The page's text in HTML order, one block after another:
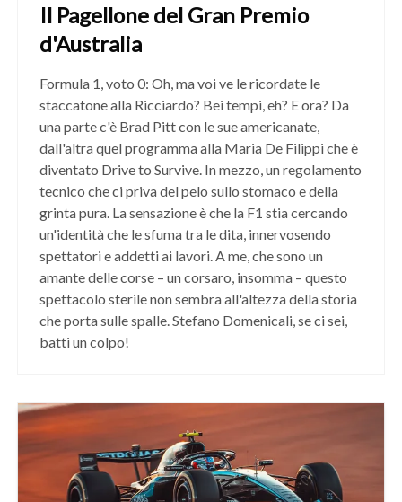
Il Pagellone del Gran Premio
d'Australia
Formula 1, voto 0: Oh, ma voi ve le ricordate le
staccatone alla Ricciardo? Bei tempi, eh? E ora? Da
una parte c'è Brad Pitt con le sue americanate,
dall'altra quel programma alla Maria De Filippi che è
diventato Drive to Survive. In mezzo, un regolamento
tecnico che ci priva del pelo sullo stomaco e della
grinta pura. La sensazione è che la F1 stia cercando
un'identità che le sfuma tra le dita, innervosendo
spettatori e addetti ai lavori. A me, che sono un
amante delle corse – un corsaro, insomma – questo
spettacolo sterile non sembra all'altezza della storia
che porta sulle spalle. Stefano Domenicali, se ci sei,
batti un colpo!